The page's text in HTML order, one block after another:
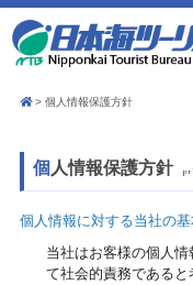
個人情報保護方針
個人情報保護方針
個人情報に対する当社の
当社はお客様の個人
て社会的責務である